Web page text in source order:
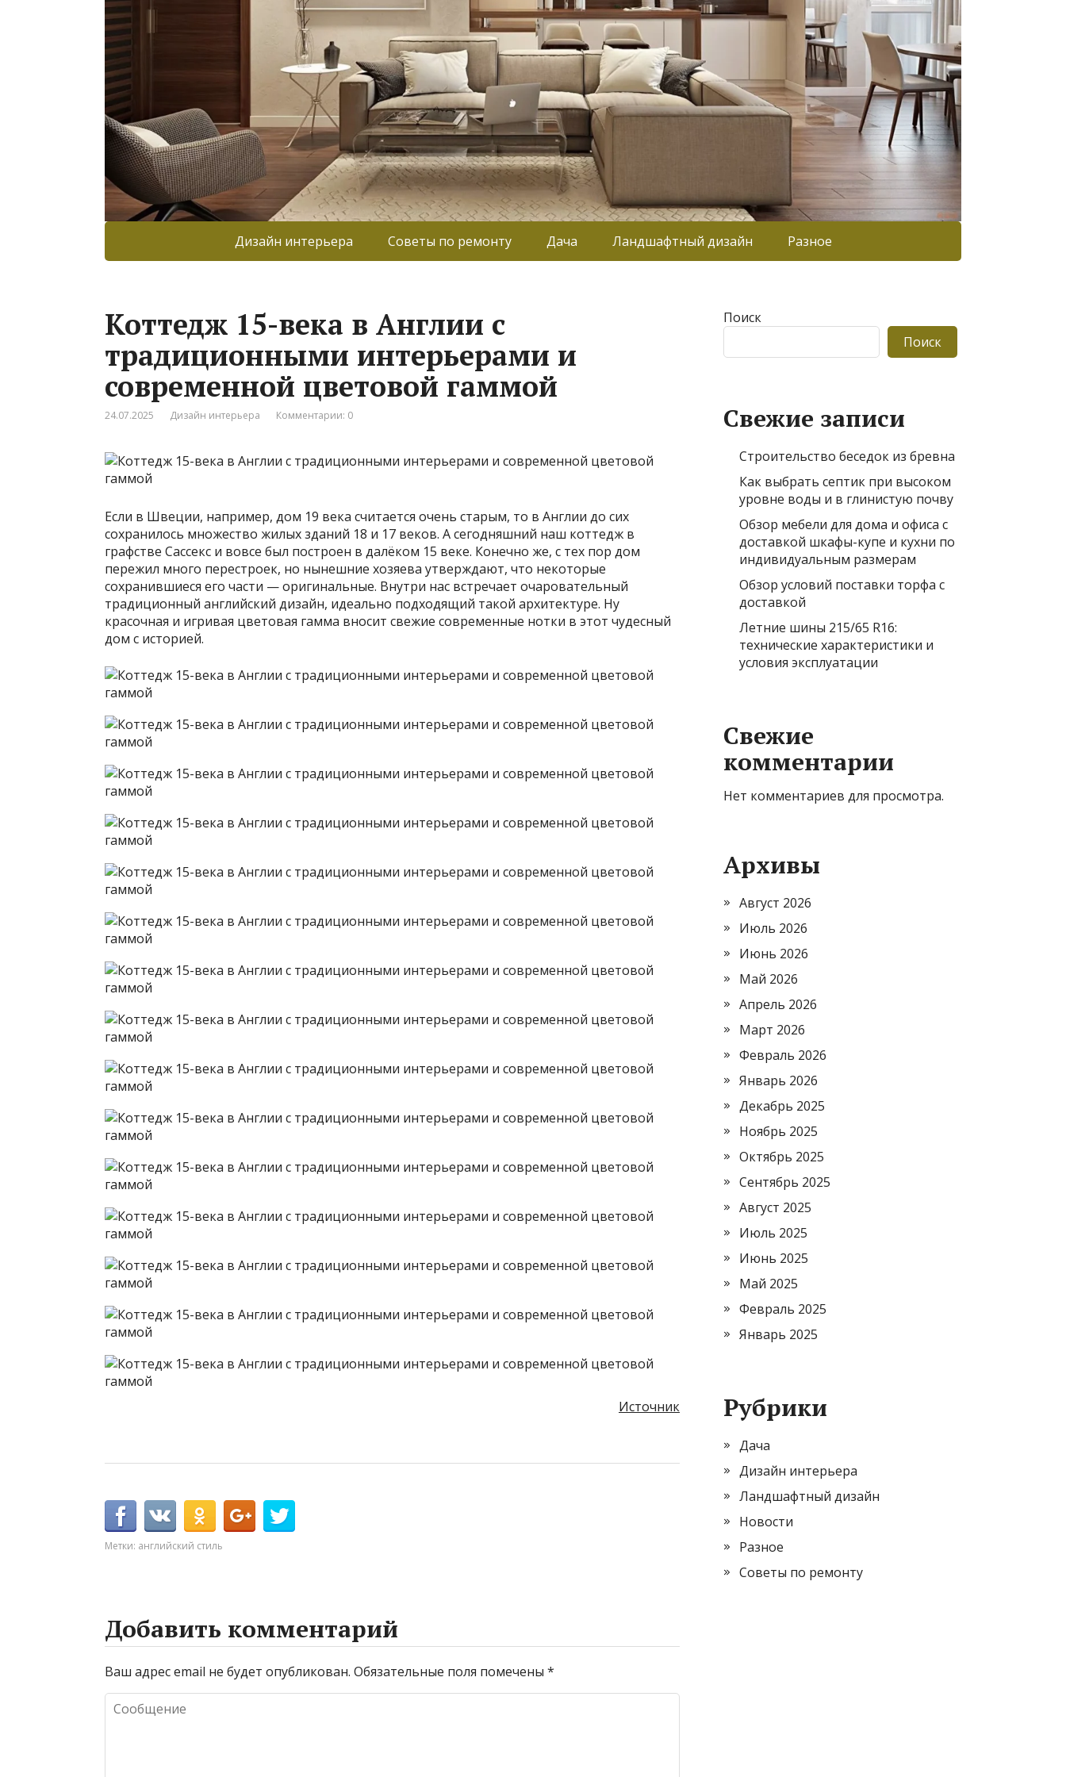
Дизайн интерьера Советы по ремонту Дача Ландшафтный дизайн Разное
Коттедж 15-века в Англии с
традиционными интерьерами и
современной цветовой гаммой
24.07.2025 Дизайн интерьера Комментарии: 0
Если в Швеции, например, дом 19 века считается очень старым, то в Англии до сих
сохранилось множество жилых зданий 18 и 17 веков. А сегодняшний наш коттедж в
графстве Сассекс и вовсе был построен в далёком 15 веке. Конечно же, с тех пор дом
пережил много перестроек, но нынешние хозяева утверждают, что некоторые
сохранившиеся его части — оригинальные. Внутри нас встречает очаровательный
традиционный английский дизайн, идеально подходящий такой архитектуре. Ну
красочная и игривая цветовая гамма вносит свежие современные нотки в этот чудесный
дом с историей.
Источник
Метки: английский стиль
Добавить комментарий
Ваш адрес email не будет опубликован. Обязательные поля помечены *
Поиск
Поиск
Свежие записи
Строительство беседок из бревна
Как выбрать септик при высоком
уровне воды и в глинистую почву
Обзор мебели для дома и офиса с
доставкой шкафы-купе и кухни по
индивидуальным размерам
Обзор условий поставки торфа с
доставкой
Летние шины 215/65 R16:
технические характеристики и
условия эксплуатации
Свежие
комментарии
Нет комментариев для просмотра.
Архивы
Август 2026
Июль 2026
Июнь 2026
Май 2026
Апрель 2026
Март 2026
Февраль 2026
Январь 2026
Декабрь 2025
Ноябрь 2025
Октябрь 2025
Сентябрь 2025
Август 2025
Июль 2025
Июнь 2025
Май 2025
Февраль 2025
Январь 2025
Рубрики
Дача
Дизайн интерьера
Ландшафтный дизайн
Новости
Разное
Советы по ремонту